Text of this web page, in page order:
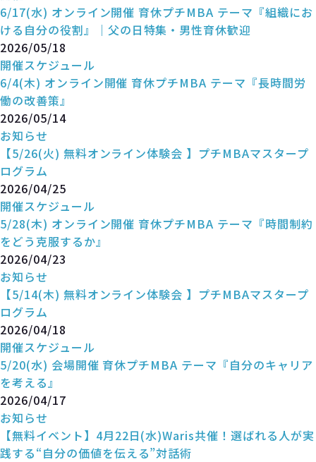
6/17(水) オンライン開催 育休プチMBA テーマ『組織にお
ける自分の役割』｜父の日特集・男性育休歓迎
2026/05/18
開催スケジュール
6/4(木) オンライン開催 育休プチMBA テーマ『長時間労
働の改善策』
2026/05/14
お知らせ
【5/26(火) 無料オンライン体験会 】プチMBAマスタープ
ログラム
2026/04/25
開催スケジュール
5/28(木) オンライン開催 育休プチMBA テーマ『時間制約
をどう克服するか』
2026/04/23
お知らせ
【5/14(木) 無料オンライン体験会 】プチMBAマスタープ
ログラム
2026/04/18
開催スケジュール
5/20(水) 会場開催 育休プチMBA テーマ『自分のキャリア
を考える』
2026/04/17
お知らせ
【無料イベント】4月22日(水)Waris共催！選ばれる人が実
践する“自分の価値を伝える”対話術